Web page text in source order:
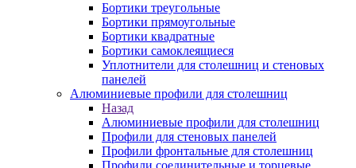
Бортики треугольные
Бортики прямоугольные
Бортики квадратные
Бортики самоклеящиеся
Уплотнители для столешниц и стеновых
панелей
Алюминиевые профили для столешниц
Назад
Алюминиевые профили для столешниц
Профили для стеновых панелей
Профили фронтальные для столешниц
Профили соединительные и торцевые